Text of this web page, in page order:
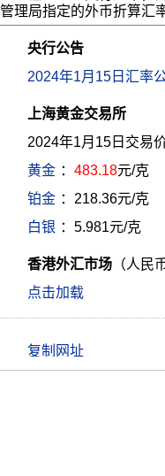
管理局指定的外币折算汇
央行公告
2024年1月15日汇率
上海黄金交易所
2024年1月15日交易价
黄金 ： 483.18元/克
铂金 ：218.36元/克
白银 ：5.981元/克
香港外汇市场 （人民
点击加载